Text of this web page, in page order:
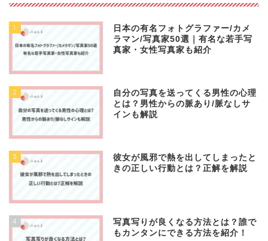
1
日本の有名フォトグラファー/カメ
ラマン/写真家50選｜有名な若手写
真家・女性写真家も紹介
2
自分の写真を送ってくる男性の心理
とは？男性からの脈あり/脈なしサ
インも解説
3
彼女が風邪で熱を出してしまったと
きの正しい行動とは？正解を解説
4
写真写りが良くなる方法とは？誰で
もカンタンにできる方法を紹介！